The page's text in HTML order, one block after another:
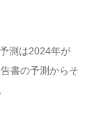
測は2024年が
書の予測からそ